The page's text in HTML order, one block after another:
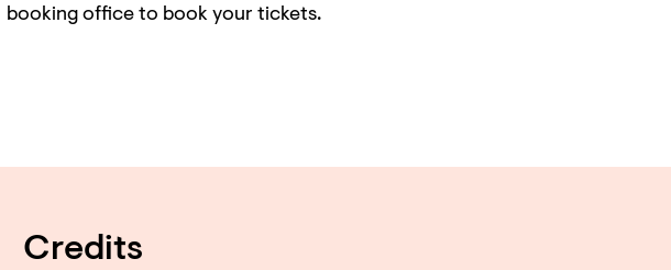
booking office to book your tickets.
Credits